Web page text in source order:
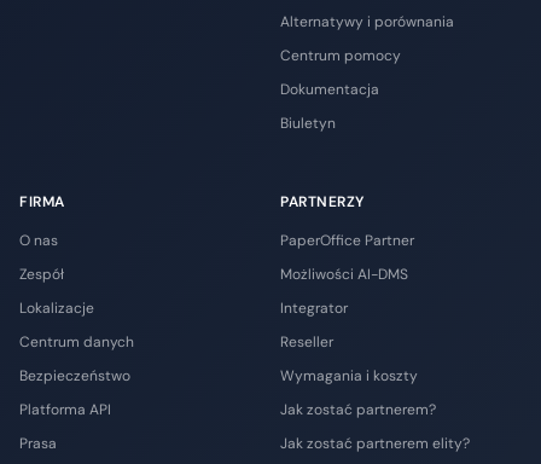
Alternatywy i porównania
Centrum pomocy
Dokumentacja
Biuletyn
FIRMA
O nas
Zespół
Lokalizacje
Centrum danych
Bezpieczeństwo
Platforma API
Prasa
PARTNERZY
PaperOffice Partner
Możliwości AI-DMS
Integrator
Reseller
Wymagania i koszty
Jak zostać partnerem?
Jak zostać partnerem elity?